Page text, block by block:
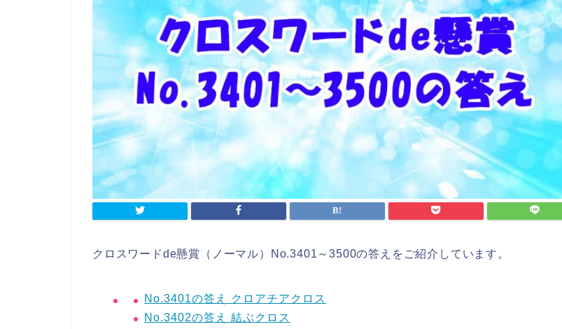
クロスワードde懸賞（ノーマル）No.3401～3500の答えをご紹介しています。
No.3401の答え クロアチアクロス
No.3402の答え 結ぶクロス